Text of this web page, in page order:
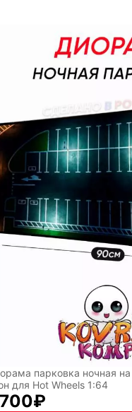
парковка ночная
для Hot Wheels 1:64
₽